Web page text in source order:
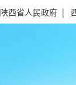
陕西省人民政府 |